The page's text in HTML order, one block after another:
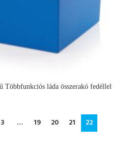
Többfunkciós láda összerakó fedéllel
3 … 19 20 21 22